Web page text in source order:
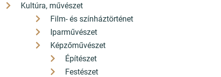
Kultúra, művészet
Film- és színháztörténet
Iparművészet
Képzőművészet
Építészet
Festészet